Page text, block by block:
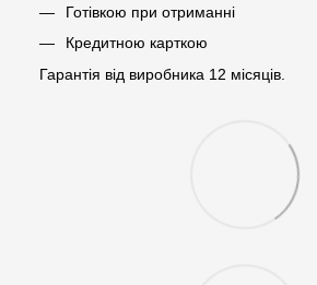
Готівкою при отриманні
Кредитною карткою
Гарантія від виробника 12 місяців.